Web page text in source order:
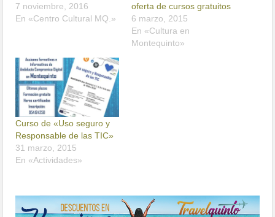
7 noviembre, 2016
En «Centro Cultural MQ.»
oferta de cursos gratuitos
6 marzo, 2015
En «Cultura en
Montequinto»
Curso de «Uso seguro y
Responsable de las TIC»
31 marzo, 2015
En «Actividades»